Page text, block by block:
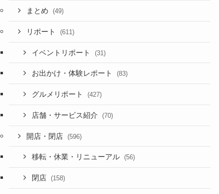
まとめ (49)
リポート (611)
イベントリポート (31)
お出かけ・体験レポート (83)
グルメリポート (427)
店舗・サービス紹介 (70)
開店・閉店 (596)
移転・休業・リニューアル (56)
閉店 (158)